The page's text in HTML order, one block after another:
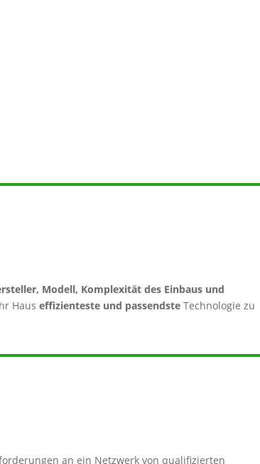
Modell, Komplexität des Einbaus und
Haus effizienteste und passendste Technologie zu
an ein Netzwerk von qualifizierten